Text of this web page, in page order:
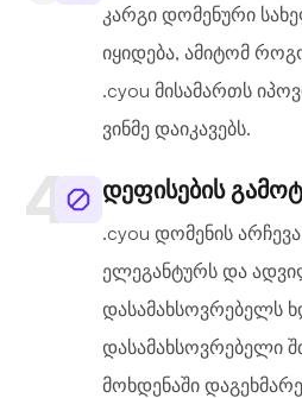
კარგი დომენური
იყიდება, ამიტომ
.cyou მისამართს
ვინმე დაიკავებს.
დეფისების
.cyou დომენის
ელეგანტურს და
დასამახსოვრებელს
დასამახსოვრებელი
მოხდენაში